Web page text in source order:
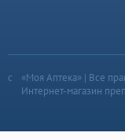
«Моя Аптека» | Все
Интернет-магазин